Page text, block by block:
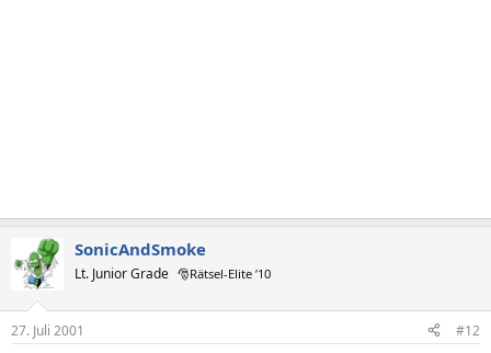
SonicAndSmoke
Lt. Junior Grade 🎅Rätsel-Elite ’10
27. Juli 2001 #12